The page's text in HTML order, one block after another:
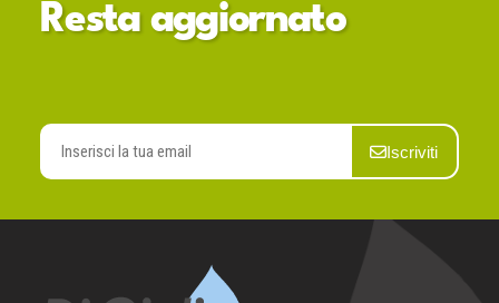
Resta aggiornato
Iscriviti